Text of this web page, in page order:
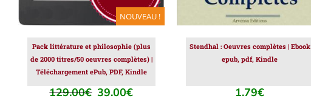
NOUVEAU !
Pack littérature et philosophie (plus
de 2000 titres/50 oeuvres complètes) |
Téléchargement ePub, PDF, Kindle
129.00€ Le
39.00€Le
Stendhal : Oeuvres complètes | Ebook
epub, pdf, Kindle
1.79€